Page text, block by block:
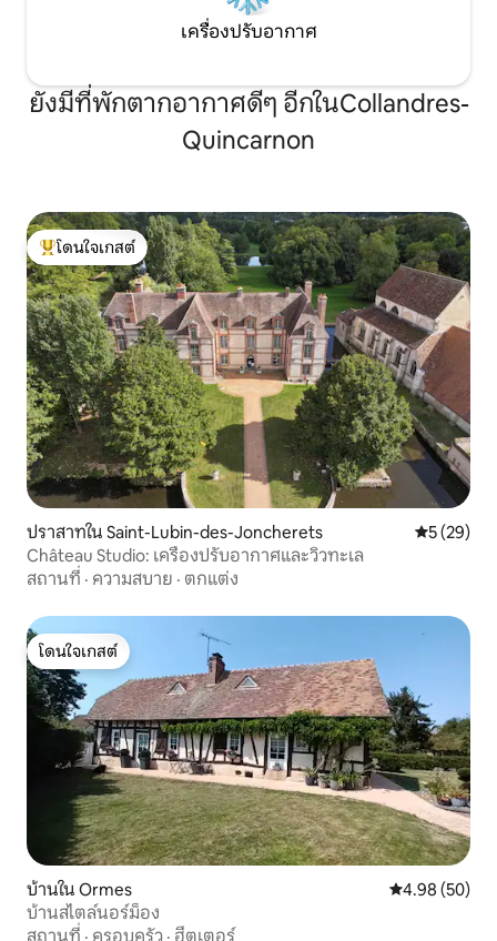
เครื่องปรับอากาศ
ยังมีที่พักตากอากาศดีๆ อีกในCollandres-
Quincarnon
โดนใจเกสต์ที่สุด
โดนใจเกสต์
ปราสาทใน Saint-Lubin-des-Joncherets คะแนนเฉลี่
5 (29)
Château Studio: เครื่องปรับอากาศและวิวทะเล
สถานที่ · ความสบาย · ตกแต่ง
โดนใจเกสต์
โดนใจเกสต์
บ้านใน Ormes คะแนนเฉลี่ย
4.98 (50)
บ้านสไตล์นอร์ม็อง
สถานที่ · ครอบครัว · ฮีตเตอร์